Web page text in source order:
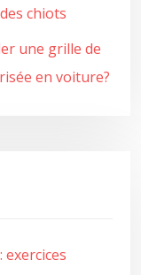
chiots
une grille de
en voiture?